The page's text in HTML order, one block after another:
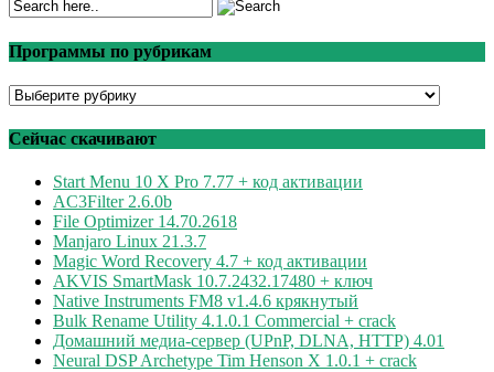
Программы по рубрикам
Программы
рубрикам
Сейчас скачивают
Start Menu 10 X Pro 7.77 + код активации
AC3Filter 2.6.0b
File Optimizer 14.70.2618
Manjaro Linux 21.3.7
Magic Word Recovery 4.7 + код активации
AKVIS SmartMask 10.7.2432.17480 + ключ
Native Instruments FM8 v1.4.6 крякнутый
Bulk Rename Utility 4.1.0.1 Commercial + crack
Домашний медиа-сервер (UPnP, DLNA, HTTP) 4.01
Neural DSP Archetype Tim Henson X 1.0.1 + crack